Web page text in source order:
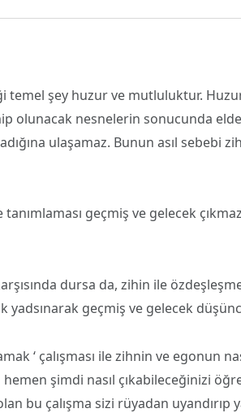
temel şey huzur ve mutluluktur.
olunacak nesnelerin sonucunda elde
ulaşamaz. Bunun asıl sebebi
geçmiş ve gelecek
dursa da, zihin ile özdeşleşme
geçmiş ve gelecek
‘ çalışması ile zihnin ve egonun
şimdi nasıl çıkabileceğinizi
bu çalışma sizi rüyadan